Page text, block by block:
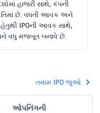
હાજરી સાથે, કંપની
છે. વધતી આવક અને
હેતુથી IPOની આવક સાથે,
વધુ મજબૂત બનાવે છે.
તમામ IPO જુઓ
ઓપનિંગની